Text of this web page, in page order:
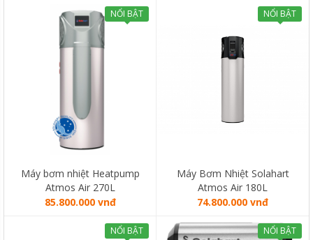
NỔI BẬT
Máy bơm nhiệt Heatpump
Atmos Air 270L
85.800.000 vnđ
NỔI BẬT
Máy Bơm Nhiệt Solahart
Atmos Air 180L
74.800.000 vnđ
NỔI BẬT NỔI BẬT